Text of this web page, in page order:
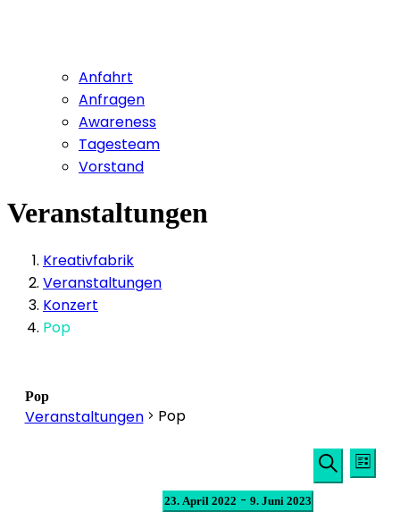
Anfahrt
Anfragen
Awareness
Tagesteam
Vorstand
Veranstaltungen
Kreativfabrik
Veranstaltungen
Konzert
Pop
Pop
Veranstaltungen Pop
Suche
und
Suche
Liste
23. April 2022 - 9. Juni 2023